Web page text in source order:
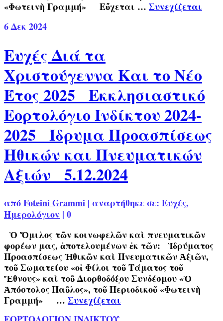
«Φωτεινὴ Γραμμή» Εὔχεται … Συνεχίζεται
6Δεκ 2024
Ευχές Διά τα
Χριστούγεννα Και το Νέο
Έτος 2025 Εκκλησιαστικό
Εορτολόγιο Ινδίκτου 2024-
2025 Ίδρυμα Προασπίσεως
Ηθικών και Πνευματικών
Αξιών 5.12.2024
απόFoteini Grammi | αναρτήθηκε σε: Ευχές,
Ημερολόγιον | 0
Ὁ Ὅμιλος τῶν κοινωφελῶν καὶ πνευματικῶν
φορέων μας, ἀποτελουμένων ἐκ τῶν: Ἱδρύματος
Προασπίσεως Ἠθικῶν καὶ Πνευματικῶν Ἀξιῶν,
τοῦ Σωματείου «οἱ Φίλοι τοῦ Τάματος τοῦ
Ἔθνους» καὶ τοῦ Διορθοδόξου Συνδέσμου «Ὁ
Ἀπόστολος Παῦλος», τοῦ Περιοδικοῦ «Φωτεινὴ
Γραμμή» … Συνεχίζεται